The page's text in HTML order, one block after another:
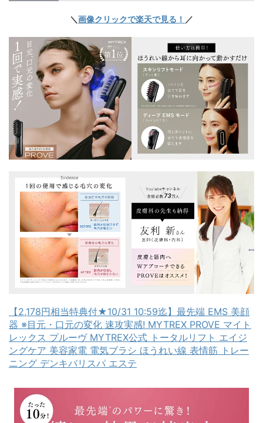
＼画像クリックで楽天で見る！ ／
【2,178円相当特典付★10/31 10:59迄】最先端 EMS 美顔
器 ※目元・口元の変化 速攻実感! MYTREX PROVE マイト
レックス プルーヴ MYTREX公式 トータルリフト エイジ
ングケア 美容家電 電気ブラシ ほうれい線 表情筋 トレー
ニング デンキバリスパ エステ